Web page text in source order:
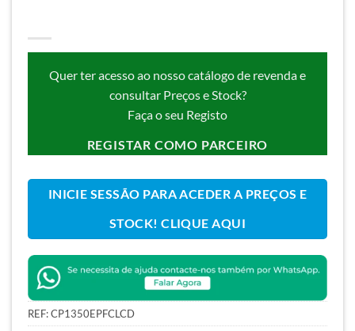
Quer ter acesso ao nosso catálogo de revenda e
consultar Preços e Stock?
Faça o seu Registo
REGISTAR COMO PARCEIRO
INICIE SESSÃO PARA ACEDER A PREÇOS E
STOCK! CLIQUE AQUI
REF:CP1350EPFCLCD